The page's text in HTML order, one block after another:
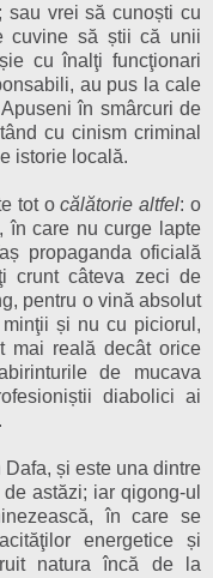
sau vrei să cunoști cu
cuvine să știi că unii
cu înalţi funcţionari
au pus la cale
în smârcuri de
cu cinism criminal
istorie locală.
tot ocălătorie altfel: o
în care nu curge lapte
propaganda oficială
crunt câteva zeci de
pentru o vină absolut
și nu cu piciorul,
mai reală decât orice
de mucava
diabolici ai
și este una dintre
de astăzi; iar qigong-ul
în care se
energetice și
natura încă de la